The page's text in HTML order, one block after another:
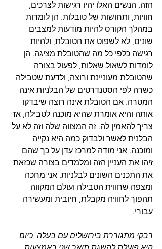
הזה, הנשים האלו יהיו רגישות לצרכים,
חוויות, ותחושות של טובלות. הן לומדות
במהלך הקורס להיות מודעות למצבים
שונים, לא לשפוט את הטובלת, ולהיות
רגישה כלפי כל מה שהטובלת מציגה. הן
לומדות לשאול שאלות, לפעול בצורה
שהטובלת מעוניינת ורוצה, ולדעת שטבילה
כשרה לפי הסטנדרטים של הבלניות אינה
המטרה. אם הטובלת אינה רוצה שיבדקו
אותה והיא אומרת שהיא מוכנה לטבילה, אז
צריך להאמין לה. זה המצווה שלה וזה לא על
הבלנית לאשר ולבדוק כמה היא נקייה
ומוכנה. אני מודה למרכז עדן על כך שהם
זיהו את העניין הזה ומלמדים בצורה שכזאת
את התכנים השונים לבלניות. אני מחכה
ומצפה שחווית הטבילה ועולם המקווה
תהפוך לחוויה מקבלת, חיובית ומעשירה
עבורי.
רבקי מתגוררת בירושלים עם בעלה. כיום